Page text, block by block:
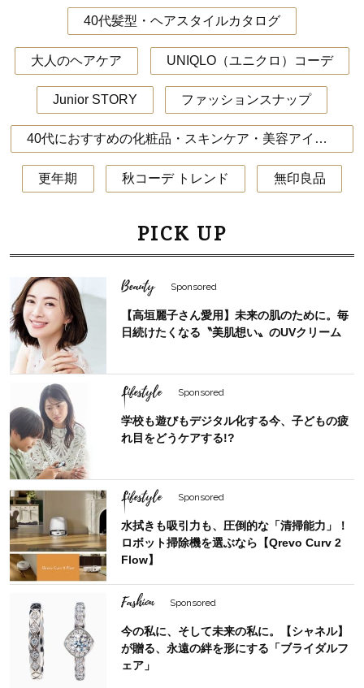
40代髪型・ヘアスタイルカタログ
大人のヘアケア UNIQLO（ユニクロ）コーデ
Junior STORY ファッションスナップ
40代におすすめの化粧品・スキンケア・美容アイテム
更年期 秋コーデ トレンド 無印良品
PICK UP
Beauty Sponsored
【高垣麗子さん愛用】未来の肌のために。毎
日続けたくなる〝美肌想い〟のUVクリーム
Lifestyle Sponsored
学校も遊びもデジタル化する今、子どもの疲
れ目をどうケアする!?
Lifestyle Sponsored
水拭きも吸引力も、圧倒的な「清掃能力」！
ロボット掃除機を選ぶなら【Qrevo Curv 2
Flow】
Fashion Sponsored
今の私に、そして未来の私に。【シャネル】
が贈る、永遠の絆を形にする「ブライダルフ
ェア」